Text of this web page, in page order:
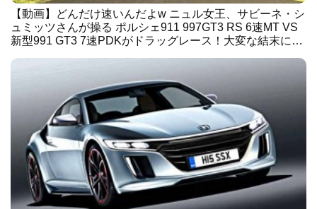
【動画】どんだけ速いんだよw ニュル女王、サビーネ・シ
ュミッツさんが操る ポルシェ911 997GT3 RS 6速MT VS
新型991 GT3 7速PDKがドラッグレース！大変な結末に…